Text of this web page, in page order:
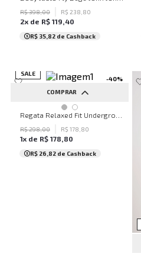
R$398,00 R$ 238 80
2x de R$ 119 40
R$ 35,82 de Cashback
SALE
-40%
COMPRAR
P M G
R$298,00 R$ 178 80
1x de R$ 178 80
R$ 26,82 de Cashback